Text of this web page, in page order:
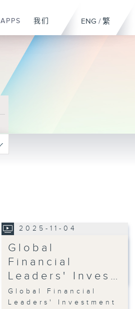
ENG / 繁
APPS 我们
2025-11-04
Global
Financial
Leaders' Inves…
Global Financial
Leaders' Investment